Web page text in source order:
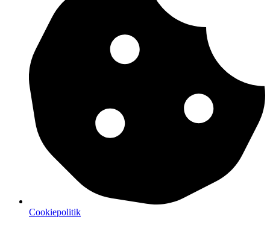
Cookiepolitik